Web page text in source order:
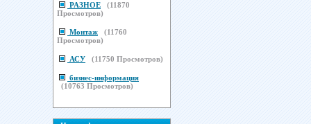
РАЗНОЕ (11870
Просмотров)
Монтаж (11760
Просмотров)
АСУ (11750 Просмотров)
бизнес-информация
(10763 Просмотров)